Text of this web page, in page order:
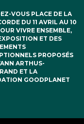
VOUS PLACE DE LA
DU 11 AVRIL AU 10
VIVRE ENSEMBLE,
ET DES
PROPOSÉS
ARTHUS-
ET LA
GOODPLANET